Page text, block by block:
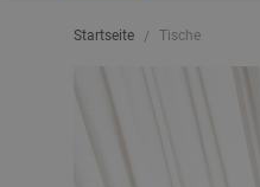
Startseite Tische